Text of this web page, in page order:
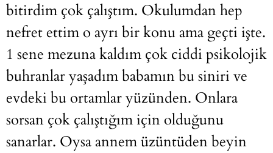
bitirdim çok çalıştım. Okulumdan hep
nefret ettim o ayrı bir konu ama geçti işte.
1 sene mezuna kaldım çok ciddi psikolojik
buhranlar yaşadım babamın bu siniri ve
evdeki bu ortamlar yüzünden. Onlara
sorsan çok çalıştığım için olduğunu
sanarlar. Oysa annem üzüntüden beyin